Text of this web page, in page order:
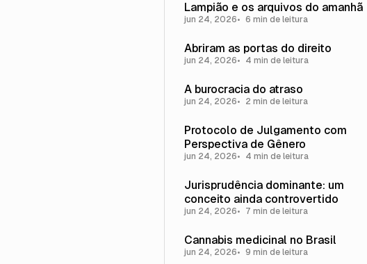
Lampião e os arquivos do amanhã
jun 24, 2026 6 min de leitura
Abriram as portas do direito
jun 24, 2026 4 min de leitura
A burocracia do atraso
jun 24, 2026 2 min de leitura
Protocolo de Julgamento com
Perspectiva de Gênero
jun 24, 2026 4 min de leitura
Jurisprudência dominante: um
conceito ainda controvertido
jun 24, 2026 7 min de leitura
Cannabis medicinal no Brasil
jun 24, 2026 9 min de leitura